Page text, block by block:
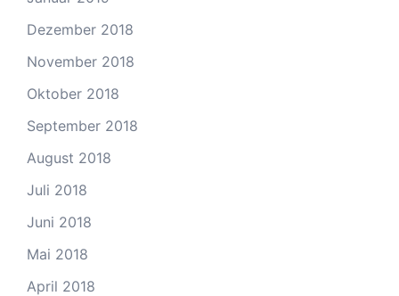
Dezember 2018
November 2018
Oktober 2018
September 2018
August 2018
Juli 2018
Juni 2018
Mai 2018
April 2018